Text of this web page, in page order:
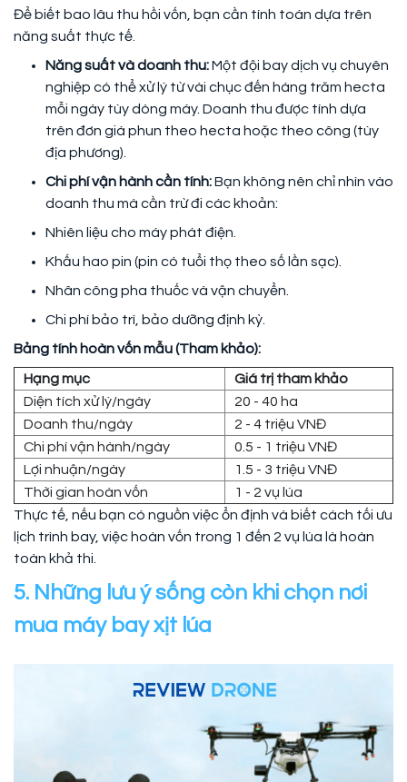
Để biết bao lâu thu hồi vốn, bạn cần tính toán dựa trên
năng suất thực tế.
Năng suất và doanh thu:Một đội bay dịch vụ chuyên
nghiệp có thể xử lý từ vài chục đến hàng trăm hecta
mỗi ngày tùy dòng máy. Doanh thu được tính dựa
trên đơn giá phun theo hecta hoặc theo công (tùy
địa phương).
Chi phí vận hành cần tính:Bạn không nên chỉ nhìn vào
doanh thu mà cần trừ đi các khoản:
Nhiên liệu cho máy phát điện.
Khấu hao pin (pin có tuổi thọ theo số lần sạc).
Nhân công pha thuốc và vận chuyển.
Chi phí bảo trì, bảo dưỡng định kỳ.
Bảng tính hoàn vốn mẫu (Tham khảo):
Hạng mục
Giá trị tham khảo
Diện tích xử lý/ngày
20 - 40 ha
Doanh thu/ngày
2 - 4 triệu VNĐ
Chi phí vận hành/ngày
0.5 - 1 triệu VNĐ
Lợi nhuận/ngày
1.5 - 3 triệu VNĐ
Thời gian hoàn vốn
1 - 2 vụ lúa
Thực tế, nếu bạn có nguồn việc ổn định và biết cách tối ưu
lịch trình bay, việc hoàn vốn trong 1 đến 2 vụ lúa là hoàn
toàn khả thi.
5. Những lưu ý sống còn khi chọn nơi
mua máy bay xịt lúa